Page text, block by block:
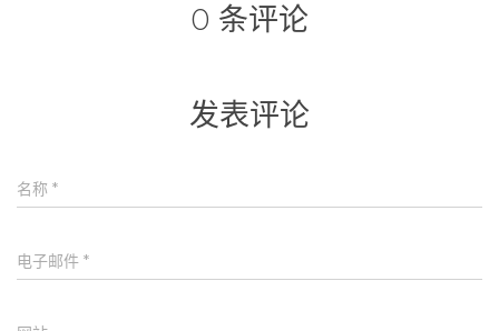
0 条评论
发表评论
名称 *
电子邮件 *